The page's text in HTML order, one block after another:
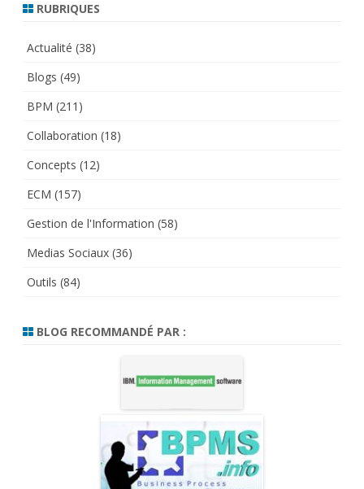
RUBRIQUES
Actualité (38)
Blogs (49)
BPM (211)
Collaboration (18)
Concepts (12)
ECM (157)
Gestion de l'Information (58)
Medias Sociaux (36)
Outils (84)
BLOG RECOMMANDÉ PAR :